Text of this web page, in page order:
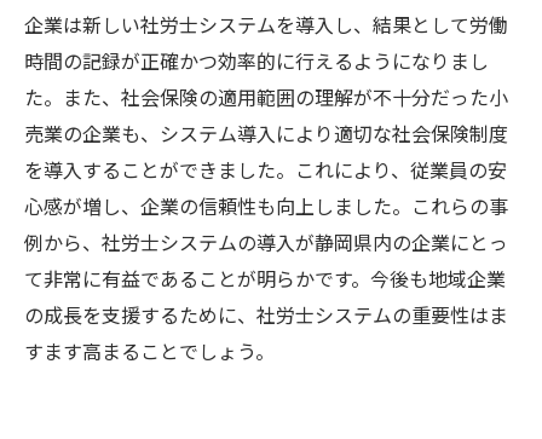
企業は新しい社労士システムを導入し、結果として労働
時間の記録が正確かつ効率的に行えるようになりまし
た。また、社会保険の適用範囲の理解が不十分だった小
売業の企業も、システム導入により適切な社会保険制度
を導入することができました。これにより、従業員の安
心感が増し、企業の信頼性も向上しました。これらの事
例から、社労士システムの導入が静岡県内の企業にとっ
て非常に有益であることが明らかです。今後も地域企業
の成長を支援するために、社労士システムの重要性はま
すます高まることでしょう。